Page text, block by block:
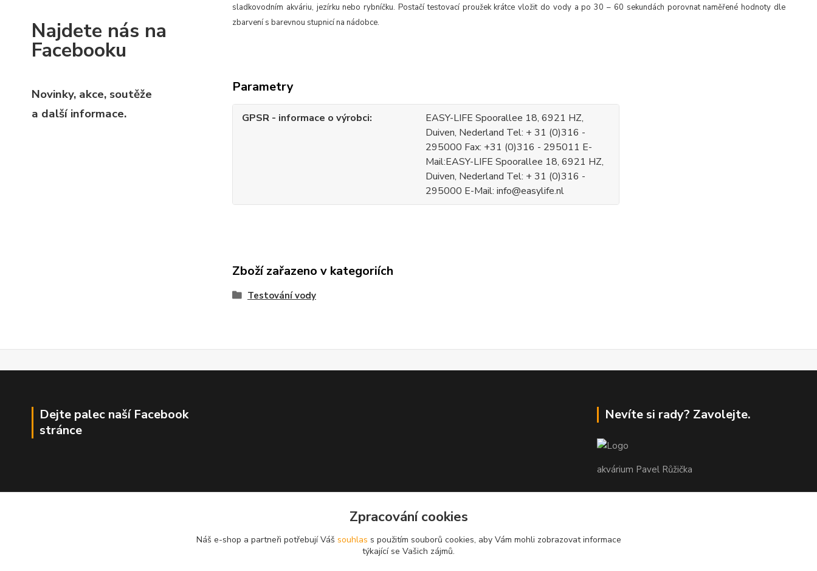
Najdete nás na
Facebooku
Novinky, akce, soutěže
a další informace.
sladkovodním akváriu, jezírku neborybníčku. Postačí testovací proužekkrátce vložit do vody a po 30 – 60 sekundách porovnat naměřenéhodnoty dle
zbarvení s barevnou stupnicí na nádobce.
Parametry
GPSR - informace o výrobci
EASY-LIFE Spoorallee 18, 6921 HZ,
Duiven, Nederland Tel: + 31 (0)316 -
295000 Fax: +31 (0)316 - 295011 E-
Mail:EASY-LIFE Spoorallee 18, 6921 HZ,
Duiven, Nederland Tel: + 31 (0)316 -
295000 E-Mail: info@easylife.nl
Zboží zařazeno v kategoriích
Testování vody
Dejte palec naší Facebook
stránce
Nevíte si rady? Zavolejte.
akvárium Pavel Růžička
info@akvariumruzicka.cz
Zpracování cookies
Náš e-shop a partneři potřebují Váš souhlas s použitím souborů cookies, aby Vám mohli zobrazovat informace
týkající se Vašich zájmů.